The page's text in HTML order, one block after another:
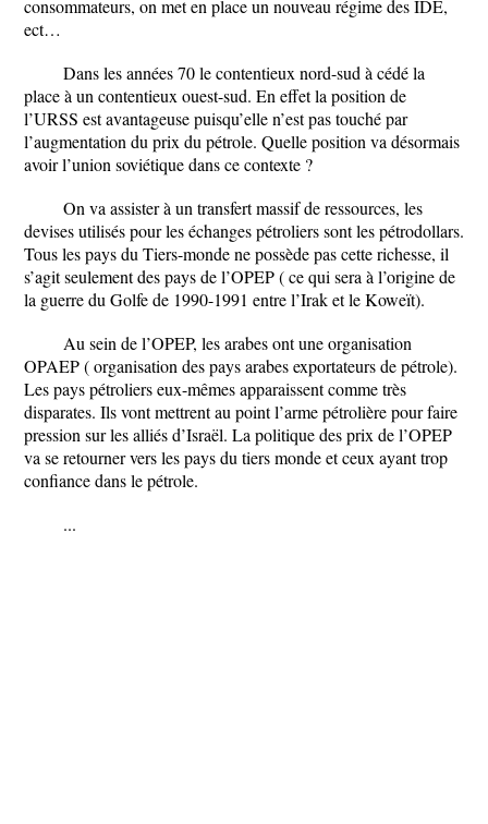
consommateurs, on met en place un nouveau régime des IDE,
ect…
Dans les années 70 le contentieux nord-sud à cédé la
place à un contentieux ouest-sud. En effet la position de
l’URSS est avantageuse puisqu’elle n’est pas touché par
l’augmentation du prix du pétrole. Quelle position va désormais
avoir l’union soviétique dans ce contexte ?
On va assister à un transfert massif de ressources, les
devises utilisés pour les échanges pétroliers sont les pétrodollars.
Tous les pays du Tiers-monde ne possède pas cette richesse, il
s’agit seulement des pays de l’OPEP ( ce qui sera à l’origine de
la guerre du Golfe de 1990-1991 entre l’Irak et le Koweït).
Au sein de l’OPEP, les arabes ont une organisation
OPAEP ( organisation des pays arabes exportateurs de pétrole).
Les pays pétroliers eux-mêmes apparaissent comme très
disparates. Ils vont mettrent au point l’arme pétrolière pour faire
pression sur les alliés d’Israël. La politique des prix de l’OPEP
va se retourner vers les pays du tiers monde et ceux ayant trop
confiance dans le pétrole.
...